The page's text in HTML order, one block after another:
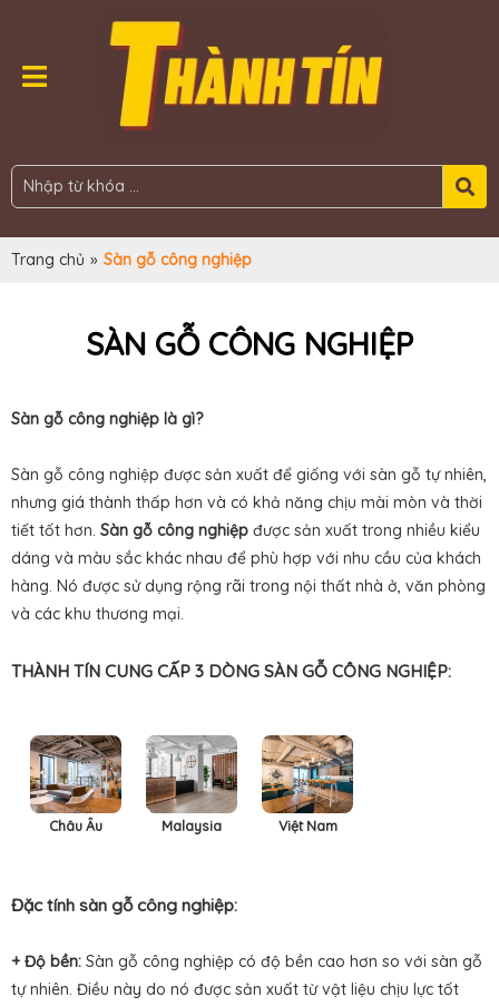
Trang chủ » Sàn gỗ công nghiệp
SÀN GỖ CÔNG NGHIỆP
Sàn gỗ công nghiệp là gì?
Sàn gỗ công nghiệp được sản xuất để giống với sàn gỗ tự nhiên,
nhưng giá thành thấp hơn và có khả năng chịu mài mòn và thời
tiết tốt hơn. Sàn gỗ công nghiệp được sản xuất trong nhiều kiểu
dáng và màu sắc khác nhau để phù hợp với nhu cầu của khách
hàng. Nó được sử dụng rộng rãi trong nội thất nhà ở, văn phòng
và các khu thương mại.
THÀNH TÍN CUNG CẤP 3 DÒNG SÀN GỖ CÔNG NGHIỆP:
Châu Âu Malaysia Việt Nam
Đặc tính sàn gỗ công nghiệp:
+ Độ bền: Sàn gỗ công nghiệp có độ bền cao hơn so với sàn gỗ
tự nhiên. Điều này do nó được sản xuất từ vật liệu chịu lực tốt